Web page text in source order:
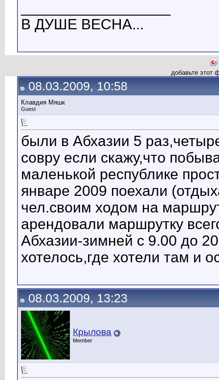
В ДУШЕ ВЕСНА...
добавьте этот
08.03.2009, 10:58
Клавдия Мяшк
Guest
были в Абхазии 5
совру если скажу,что
маленькой республике
январе 2009 поехали
чел.своим ходом на
арендовали маршрутку
Абхазии-зимней с 9.00 до
хотелось,где хотели там и
08.03.2009, 13:23
Крылова
Member